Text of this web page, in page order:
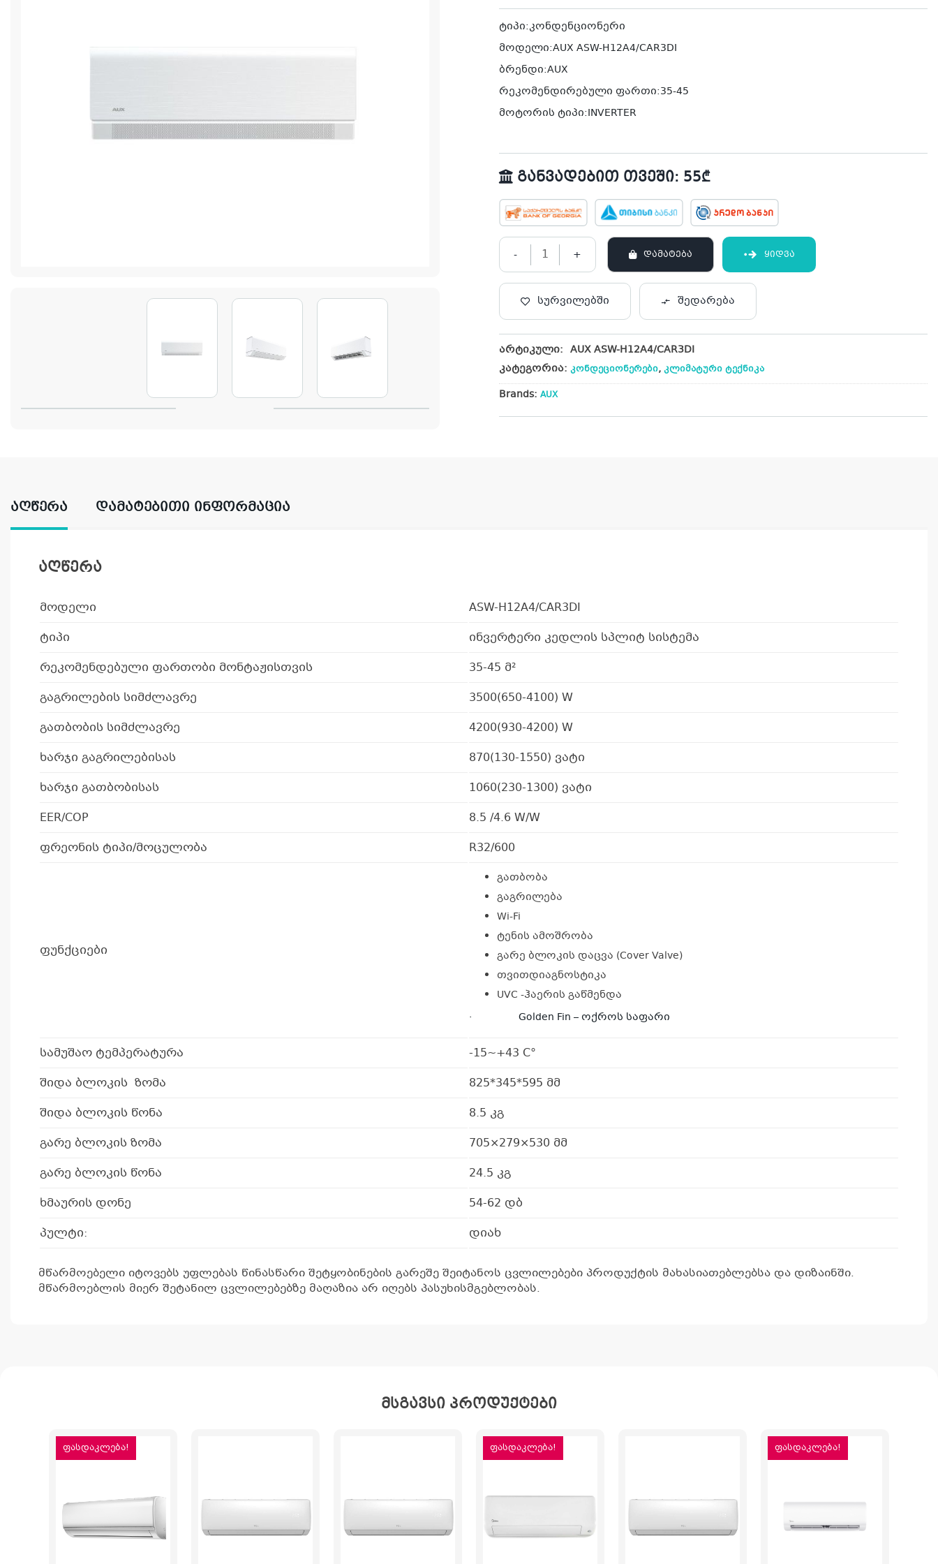
was:
1,449.00₾.
is:
999.00₾.
ტიპი:კონდენციონერი
მოდელი:AUX ASW-H12A4/CAR3DI
ბრენდი:AUX
რეკომენდირებული ფართი:35-45
მოტორის ტიპი:INVERTER
განვადებით თვეში: 55₾
- + ᲓᲐᲛᲐᲢᲔᲑᲐ ᲧᲘᲓᲕᲐ
სურვილებში შედარება
არტიკული: AUX ASW-H12A4/CAR3DI
კატეგორია: კონდეციონერები, კლიმატური ტექნიკა
Brands: AUX
ᲐᲦᲬᲔᲠᲐ ᲓᲐᲛᲐᲢᲔᲑᲘᲗᲘ ᲘᲜᲤᲝᲠᲛᲐᲪᲘᲐ
აღწერა
მოდელი
ASW-H12A4/CAR3DI
ტიპი
ინვერტერი კედლის სპლიტ სისტემა
რეკომენდებული ფართობი მონტაჟისთვის
35-45 მ²
გაგრილების სიმძლავრე
3500(650-4100) W
გათბობის სიმძლავრე
4200(930-4200) W
ხარჯი გაგრილებისას
870(130-1550) ვატი
ხარჯი გათბობისას
1060(230-1300) ვატი
EER/COP
8.5 /4.6 W/W
ფრეონის ტიპი/მოცულობა
R32/600
ფუნქციები
გათბობა
გაგრილება
Wi-Fi
ტენის ამოშრობა
გარე ბლოკის დაცვა (Cover Valve)
თვითდიაგნოსტიკა
UVC -ჰაერის გაწმენდა
· Golden Fin – ოქროს საფარი
სამუშაო ტემპერატურა
-15~+43 C°
შიდა ბლოკის ზომა
825*345*595 მმ
შიდა ბლოკის წონა
8.5 კგ
გარე ბლოკის ზომა
705×279×530 მმ
გარე ბლოკის წონა
24.5 კგ
ხმაურის დონე
54-62 დბ
პულტი:
დიახ
მწარმოებელი იტოვებს უფლებას წინასწარი შეტყობინების გარეშე შეიტანოს ცვლილებები პროდუქტის მახასიათებლებსა და დიზაინში.
მწარმოებლის მიერ შეტანილ ცვლილებებზე მაღაზია არ იღებს პასუხისმგებლობას.
მსგავსი პროდუქტები
ფასდაკლება! ფასდაკლება! ფასდაკლება!